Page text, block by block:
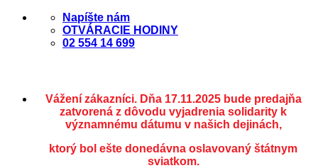
Skip
Napíšte nám
OTVÁRACIE HODINY
02 554 14 699
Vážení zákazníci. Dňa 17.11.2025 bude predajňa
zatvorená z dôvodu vyjadrenia solidarity k
významnému dátumu v našich dejinách,
ktorý bol ešte donedávna oslavovaný štátnym
sviatkom.